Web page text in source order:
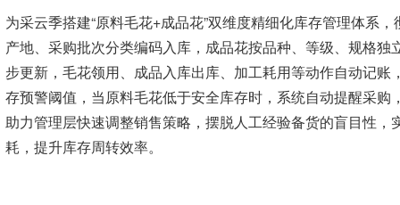
为采云季搭建“原料毛花+成品花”双维度精细化库存管理体系
产地、采购批次分类编码入库，成品花按品种、等级、规格
步更新，毛花领用、成品入库出库、加工耗用等动作自动记
存预警阈值，当原料毛花低于安全库存时，系统自动提醒采
助力管理层快速调整销售策略，摆脱人工经验备货的盲目性，
耗，提升库存周转效率。